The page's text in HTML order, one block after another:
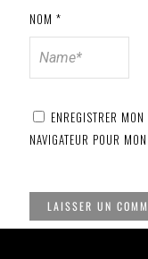
NOM *
ENREGISTRER
NAVIGATEUR POUR